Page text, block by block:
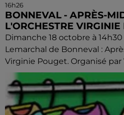
16h26
BONNEVAL - APRÈS-
L'ORCHESTRE VIRGINIE
Dimanche 18 octobre à
Lemarchal de Bonneval :
Virginie Pouget. Organisé par